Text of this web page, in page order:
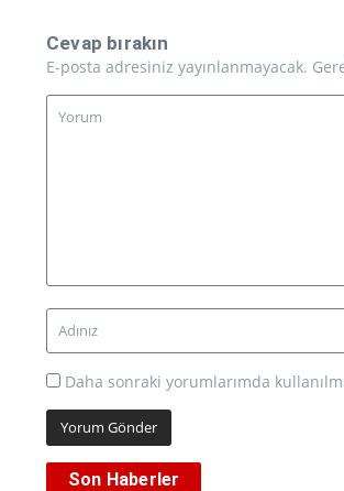
Cevap bırakın
E-posta adresiniz yayınlanmayacak.
Daha sonraki yorumlarımda
Son Haberler